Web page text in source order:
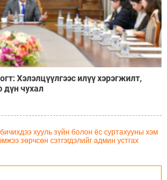
Хэлэлцүүлгээс илүү хэрэгжилт,
дүн чухал
хууль зүйн болон ёс суртахууны хэм
зөрчсөн сэтгэгдэлийг админ устгах